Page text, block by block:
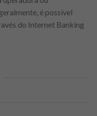
é possível
do Internet Banking